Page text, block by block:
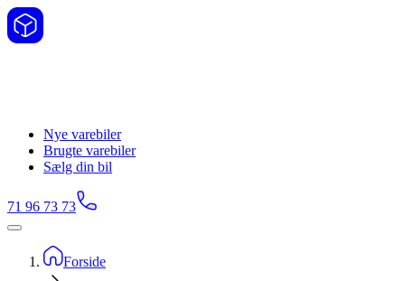
Nye varebiler
Brugte varebiler
Sælg din bil
71 96 73 73
Forside